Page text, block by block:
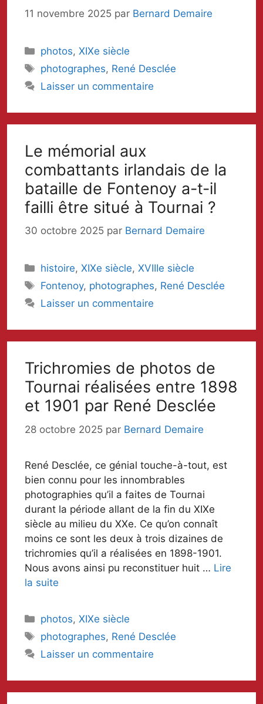
11 novembre 2025 par Bernard Demaire
Catégories
photos,XIXe siècle
Mots-
clés
photographes, René Desclée
Laisser un commentaire
Le mémorial aux
combattants irlandais de la
bataille de Fontenoy a-t-il
failli être situé à Tournai ?
30 octobre 2025 par Bernard Demaire
Catégories
histoire,XIXe siècle,XVIIIe siècle
Mots-
clés
Fontenoy, photographes, René Desclée
Laisser un commentaire
Trichromies de photos de
Tournai réalisées entre 1898
et 1901 par René Desclée
28 octobre 2025 par Bernard Demaire
René Desclée, ce génial touche-à-tout, est
bien connu pour les innombrables
photographies qu’il a faites de Tournai
durant la période allant de la fin du XIXe
siècle au milieu du XXe. Ce qu’on connaît
moins ce sont les deux à trois dizaines de
trichromies qu’il a réalisées en 1898-1901.
Nous avons ainsi pu reconstituer huit … Lire
la suite
Catégories
photos,XIXe siècle
Mots-
clés
photographes, René Desclée
Laisser un commentaire